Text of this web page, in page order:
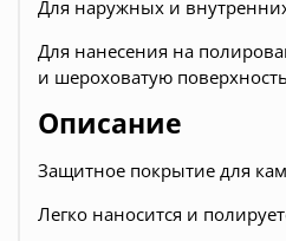
Для наружных и
Для нанесения на
и шероховатую
Описание
Защитное покрытие для
Легко наносится и